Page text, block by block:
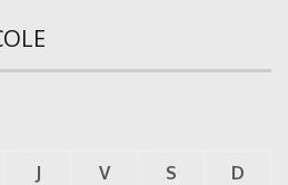
J V S
D